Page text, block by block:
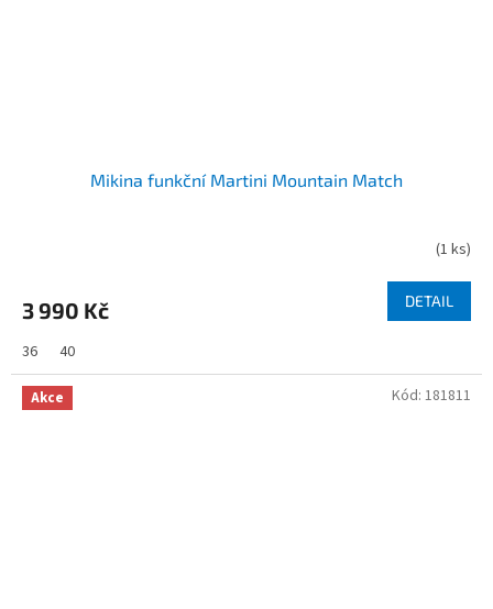
Mikina funkční Martini Mountain Match
(1 ks)
3 990 Kč DETAIL
36 40
Akce Kód: 181811